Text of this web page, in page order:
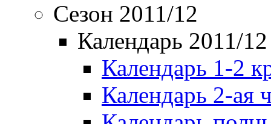
Сезон 2011/12
Календарь 2011/12
Календарь 1-2
Календарь 2-ая